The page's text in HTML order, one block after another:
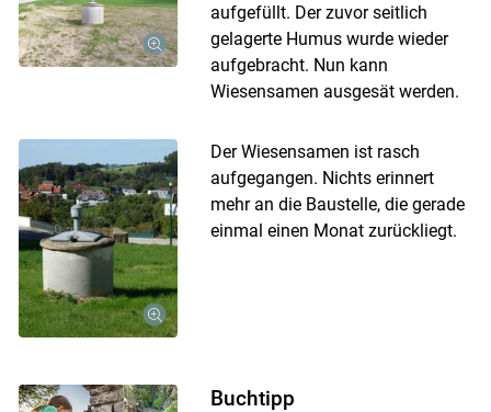
aufgefüllt. Der zuvor seitlich
gelagerte Humus wurde wieder
aufgebracht. Nun kann
Wiesensamen ausgesät werden.
Der Wiesensamen ist rasch
aufgegangen. Nichts erinnert
mehr an die Baustelle, die gerade
einmal einen Monat zurückliegt.
Buchtipp